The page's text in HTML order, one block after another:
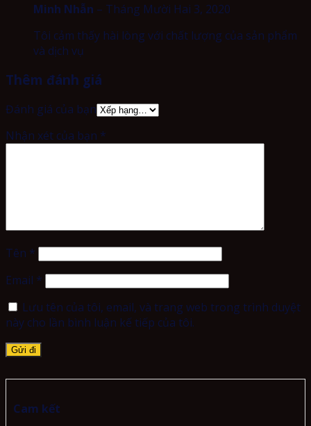
Minh Nhẫn – Tháng Mười Hai 3, 2020
Tôi cảm thấy hài lòng với chất lượng của sản phẩm
và dịch vụ
Thêm đánh giá
Đánh giá của bạn
Nhận xét của bạn *
Tên *
Email *
Lưu tên của tôi, email, và trang web trong trình duyệt
này cho lần bình luận kế tiếp của tôi.
Cam kết